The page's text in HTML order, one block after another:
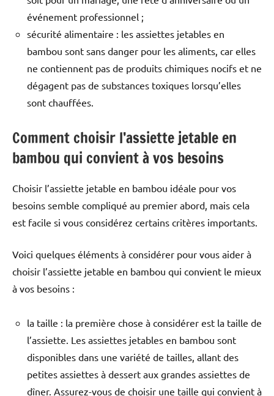
événement professionnel ;
sécurité alimentaire : les assiettes jetables en
bambou sont sans danger pour les aliments, car elles
ne contiennent pas de produits chimiques nocifs et ne
dégagent pas de substances toxiques lorsqu’elles
sont chauffées.
Comment choisir l’assiette jetable en
bambou qui convient à vos besoins
Choisir l’assiette jetable en bambou idéale pour vos
besoins semble compliqué au premier abord, mais cela
est facile si vous considérez certains critères importants.
Voici quelques éléments à considérer pour vous aider à
choisir l’assiette jetable en bambou qui convient le mieux
à vos besoins :
la taille : la première chose à considérer est la taille de
l’assiette. Les assiettes jetables en bambou sont
disponibles dans une variété de tailles, allant des
petites assiettes à dessert aux grandes assiettes de
dîner. Assurez-vous de choisir une taille qui convient à